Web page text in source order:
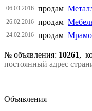
06.03.2016 продам
26.02.2016 продам
24.02.2016 продам
№ объявления: 10261,
постоянный адрес
Объявления